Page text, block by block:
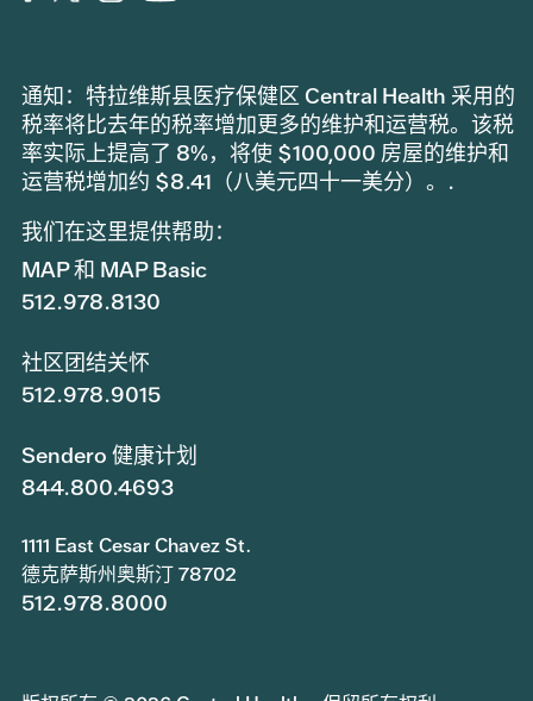
通知：特拉维斯县医疗保健区 Central Health 采用的
税率将比去年的税率增加更多的维护和运营税。该税
率实际上提高了 8%，将使 $100,000 房屋的维护和
运营税增加约 $8.41（八美元四十一美分）。.
我们在这里提供帮助：
MAP 和 MAP Basic
512.978.8130
社区团结关怀
512.978.9015
Sendero 健康计划
844.800.4693
1111 East Cesar Chavez St.
德克萨斯州奥斯汀 78702
512.978.8000